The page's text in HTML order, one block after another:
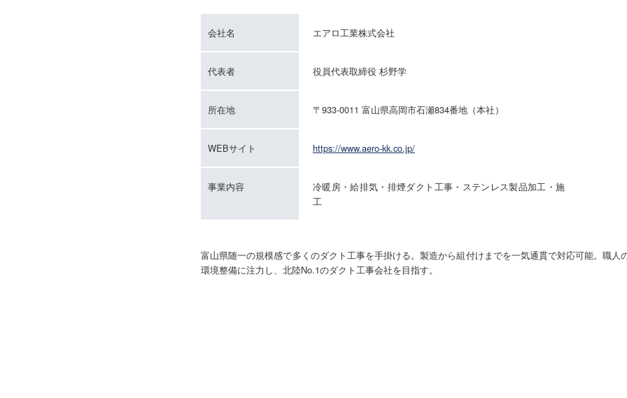
会社名 エアロ工業株式会社
代表者 役員代表取締役 杉野学
所在地 〒933-0011 富山県高岡市石瀬834番地（本社）
WEBサイト https://www.aero-kk.co.jp/
事業内容
冷暖房・給排気・排煙ダクト工事・ステンレス製品加工・施
工
富山県随一の規模感で多くのダクト工事を手掛ける。製造から組付けまでを一気通貫で対応可能。職人
環境整備に注力し、北陸No.1のダクト工事会社を目指す。